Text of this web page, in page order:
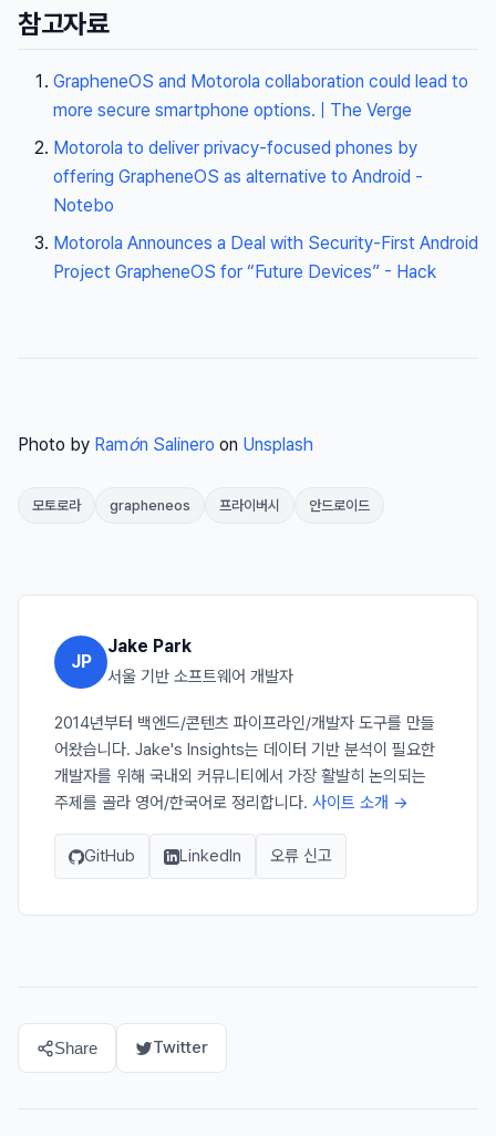
참고자료
GrapheneOS and Motorola collaboration could lead to
more secure smartphone options. | The Verge
Motorola to deliver privacy-focused phones by
offering GrapheneOS as alternative to Android -
Notebo
Motorola Announces a Deal with Security-First Android
Project GrapheneOS for “Future Devices” - Hack
Photo by Ramón Salinero on Unsplash
모토로라 grapheneos 프라이버시 안드로이드
JP
Jake Park
서울 기반 소프트웨어 개발자
2014년부터 백엔드/콘텐츠 파이프라인/개발자 도구를 만들
어왔습니다. Jake's Insights는 데이터 기반 분석이 필요한
개발자를 위해 국내외 커뮤니티에서 가장 활발히 논의되는
주제를 골라 영어/한국어로 정리합니다. 사이트 소개 →
GitHub LinkedIn 오류 신고
Share Twitter